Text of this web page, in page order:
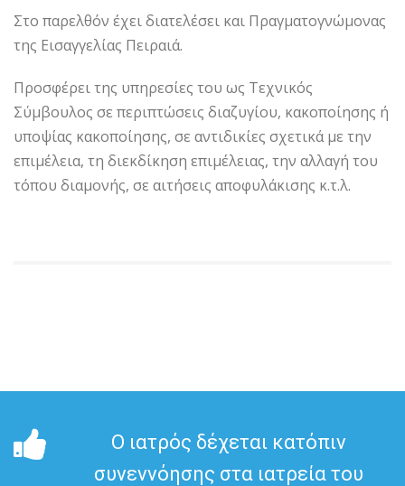
Στο παρελθόν έχει διατελέσει και Πραγματογνώμονας
της Εισαγγελίας Πειραιά.
Προσφέρει της υπηρεσίες του ως Τεχνικός
Σύμβουλος σε περιπτώσεις διαζυγίου, κακοποίησης ή
υποψίας κακοποίησης, σε αντιδικίες σχετικά με την
επιμέλεια, τη διεκδίκηση επιμέλειας, την αλλαγή του
τόπου διαμονής, σε αιτήσεις αποφυλάκισης κ.τ.λ.
Ο ιατρός δέχεται κατόπιν
συνεννόησης στα ιατρεία του